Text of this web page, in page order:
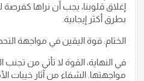
إغلاق قلوبنا، يجب أن نراها كفرصة
بطرق أكثر إيجابية.
الختام: قوة اليقين في مواجهة
في النهاية، القوة لا تأتي من تجنب
مواجهتها. الشفاء من آثار